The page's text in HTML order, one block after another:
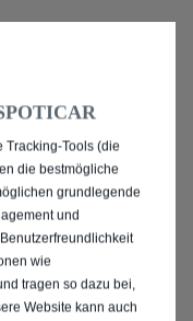
ALLE
PEINE
Tracking-Tools (die
die bestmögliche
grundlegende
und
wie
tragen so dazu bei,
Website kann auch